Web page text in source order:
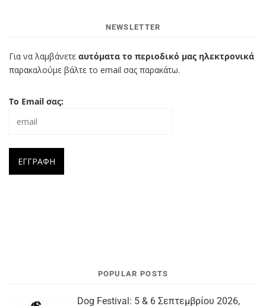
NEWSLETTER
Για να λαμβάνετε αυτόματα το περιοδικό μας ηλεκτρονικά
παρακαλούμε βάλτε το email σας παρακάτω.
Το Email σας:
POPULAR POSTS
Dog Festival: 5 & 6 Σεπτεμβρίου 2026,